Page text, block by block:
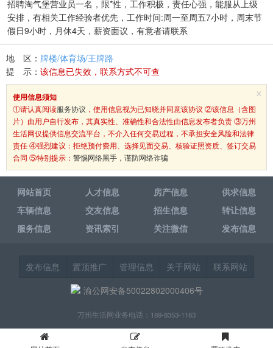
招聘淘气堡营业员一名，限*性，工作积极，责任心强，能服从上级
安排，有相关工作经验者优先，工作时间:周一至周五7小时，周末节
假日9小时，月休4天，薪资面议，有意者请联系
地 区： 牌楼/体育场/王牌路
提 示： 该信息已失效，联系方式不可查
×
使用信息须知
①请认真阅读服务协议 ，使用信息视为已知晓并同意该协议 ②该信息（含图
片）由用户自行发布，其真实性、准确性和合法性由信息发布者负责 ③万州
生活网仅提供信息交流平台，不介入任何交易过程，不承担安全风险和法律
责任 ④强烈建议：拒绝预付费用、选择见面交易、核验证照资质、签订交易
合同 ⑤特别提示： 警惕网络黑手，谨防网络诈骗
网站首页 人才信息 房产信息
供求信息
车辆信息
交友信息 招生信息
转让信息
服务信息
资讯索引 关注微信 发布信息
发布信息 置顶推广 管理信息 关于网站
联系网站
渝公网安备50022802000406号
万州生活网业务电话：189-8353-1163